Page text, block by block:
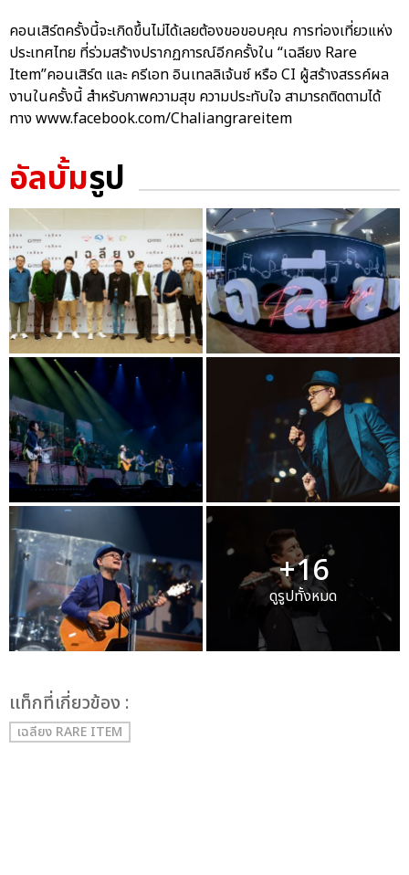
คอนเสิร์ตครั้งนี้จะเกิดขึ้นไม่ได้เลยต้องขอขอบคุณ การท่องเที่ยวแห่ง
ประเทศไทย ที่ร่วมสร้างปรากฏการณ์อีกครั้งใน “เฉลียง Rare
Item”คอนเสิร์ต และ ครีเอท อินเทลลิเจ้นซ์ หรือ CI ผู้สร้างสรรค์ผล
งานในครั้งนี้ สำหรับภาพความสุข ความประทับใจ สามารถติดตามได้
ทาง www.facebook.com/Chaliangrareitem
อัลบั้มรูป
+16
ดูรูปทั้งหมด
เเท็กที่เกี่ยวข้อง :
เฉลียง RARE ITEM